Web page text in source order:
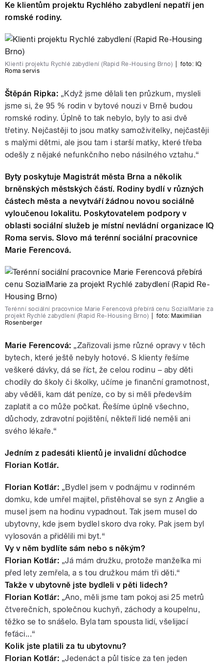
Ke klientům projektu Rychlého zabydlení nepatří jen
romské rodiny.
Klienti projektu Rychlé zabydlení (Rapid Re-Housing Brno) foto: IQ
Roma servis
Štěpán Ripka: „Když jsme dělali ten průzkum, mysleli
jsme si, že 95 % rodin v bytové nouzi v Brně budou
romské rodiny. Úplně to tak nebylo, byly to asi dvě
třetiny. Nejčastěji to jsou matky samoživitelky, nejčastěji
s malými dětmi, ale jsou tam i starší matky, které třeba
odešly z nějaké nefunkčního nebo násilného vztahu.“
Byty poskytuje Magistrát města Brna a několik
brněnských městských částí. Rodiny bydlí v různých
částech města a nevytváří žádnou novou sociálně
vyloučenou lokalitu. Poskytovatelem podpory v
oblasti sociální služeb je místní nevládní organizace IQ
Roma servis. Slovo má terénní sociální pracovnice
Marie Ferencová.
Terénní sociální pracovnice Marie Ferencová přebírá cenu SozialMarie za
projekt Rychlé zabydlení (Rapid Re-Housing Brno)
foto: Maximilian
Rosenberger
Marie Ferencová: „Zařizovali jsme různé opravy v těch
bytech, které ještě nebyly hotové. S klienty řešíme
veškeré dávky, dá se říct, že celou rodinu – aby děti
chodily do školy či školky, učíme je finanční gramotnost,
aby věděli, kam dát peníze, co by si měli především
zaplatit a co může počkat. Řešíme úplně všechno,
důchody, zdravotní pojištění, někteří lidé neměli ani
svého lékaře.“
Jedním z padesáti klientů je invalidní důchodce
Florian Kotlár.
Florian Kotlár: „Bydlel jsem v podnájmu v rodinném
domku, kde umřel majitel, přistěhoval se syn z Anglie a
musel jsem na hodinu vypadnout. Tak jsem musel do
ubytovny, kde jsem bydlel skoro dva roky. Pak jsem byl
vylosován a přidělili mi byt.“
Vy v něm bydlíte sám nebo s někým?
Florian Kotlár: „Já mám družku, protože manželka mi
před lety zemřela, a s tou družkou mám tři děti.“
Takže v ubytovně jste bydleli v pěti lidech?
Florian Kotlár: „Ano, měli jsme tam pokoj asi 25 metrů
čtverečních, společnou kuchyň, záchody a koupelnu,
těžko se to snášelo. Byla tam spousta lidí, všelijací
feťáci...“
Kolik jste platili za tu ubytovnu?
Florian Kotlár: „Jedenáct a půl tisíce za ten jeden